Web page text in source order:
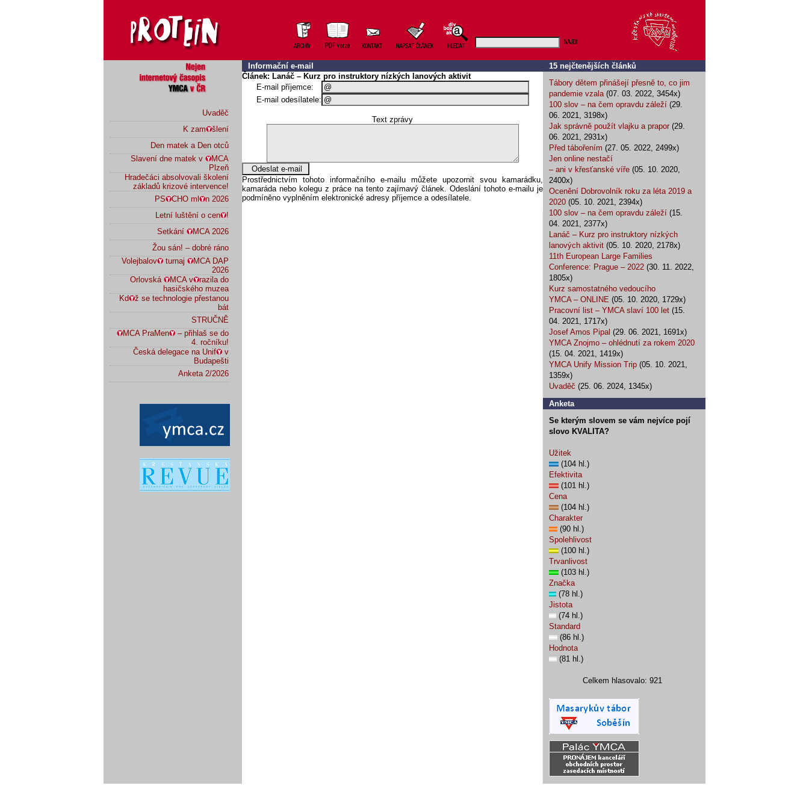
Uvaděč
K zam
šlení
Den matek a Den otců
Slavení dne matek v
MCA
Plzeň
Hradečáci absolvovali školení
základů krizové intervence!
PS
CHO ml
n 2026
Letní luštění o cen
!
Setkání
MCA 2026
Žou sán! – dobré ráno
Volejbalov
turnaj
MCA DAP
2026
Orlovská
MCA v
razila do
hasičského muzea
Kd
ž se technologie přestanou
bát
STRUČNĚ
MCA PraMen
– přihlaš se do
4. ročníku!
Česká delegace na Unif
v
Budapešti
Anketa 2/2026
Informační e-mail
Článek: Lanáč – Kurz pro instruktory nízkých lanových aktivit
E-mail příjemce:
E-mail odesílatele:
Text zprávy
Prostřednictvím tohoto informačního e-mailu můžete upozornit svou kamarádku,
kamaráda nebo kolegu z práce na tento zajímavý článek. Odeslání tohoto e-mailu je
podmíněno vyplněním elektronické adresy příjemce a odesílatele.
15 nejčtenějších článků
Tábory dětem přinášejí přesně to, co jim
pandemie vzala(07. 03. 2022, 3454x)
100 slov – na čem opravdu záleží (29.
06. 2021, 3198x)
Jak správně použít vlajku a prapor (29.
06. 2021, 2931x)
Před tábořením (27. 05. 2022, 2499x)
Jen online nestačí
– ani v křesťanské víře (05. 10. 2020,
2400x)
Ocenění Dobrovolník roku za léta 2019 a
2020 (05. 10. 2021, 2394x)
100 slov – na čem opravdu záleží (15.
04. 2021, 2377x)
Lanáč – Kurz pro instruktory nízkých
lanových aktivit (05. 10. 2020, 2178x)
11th European Large Families
Conference: Prague – 2022 (30. 11. 2022,
1805x)
Kurz samostatného vedoucího
YMCA – ONLINE (05. 10. 2020, 1729x)
Pracovní list – YMCA slaví 100 let (15.
04. 2021, 1717x)
Josef Amos Pipal (29. 06. 2021, 1691x)
YMCA Znojmo – ohlédnutí za rokem 2020
(15. 04. 2021, 1419x)
YMCA Unify Mission Trip (05. 10. 2021,
1359x)
Uvaděč (25. 06. 2024, 1345x)
Anketa
Se kterým slovem se vám nejvíce pojí
slovo KVALITA?
Užitek
(104 hl.)
Efektivita
(101 hl.)
Cena
(104 hl.)
Charakter
(90 hl.)
Spolehlivost
(100 hl.)
Trvanlivost
(103 hl.)
Značka
(78 hl.)
Jistota
(74 hl.)
Standard
(86 hl.)
Hodnota
(81 hl.)
Celkem hlasovalo: 921